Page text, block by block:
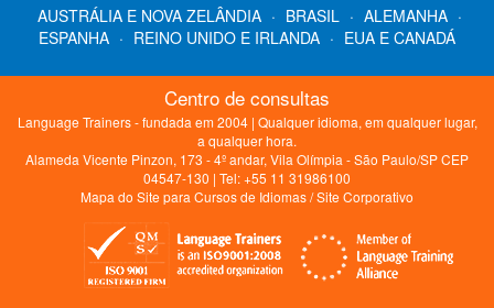
AUSTRÁLIA E NOVA ZELÂNDIA · BRASIL · ALEMANHA ·
ESPANHA · REINO UNIDO E IRLANDA · EUA E CANADÁ
Centro de consultas
Language Trainers - fundada em 2004 | Qualquer idioma, em qualquer lugar,
a qualquer hora.
Alameda Vicente Pinzon, 173 - 4º andar, Vila Olímpia - São Paulo/SP CEP
04547-130 | Tel: +55 11 31986100
Mapa do Site para Cursos de Idiomas/Site Corporativo